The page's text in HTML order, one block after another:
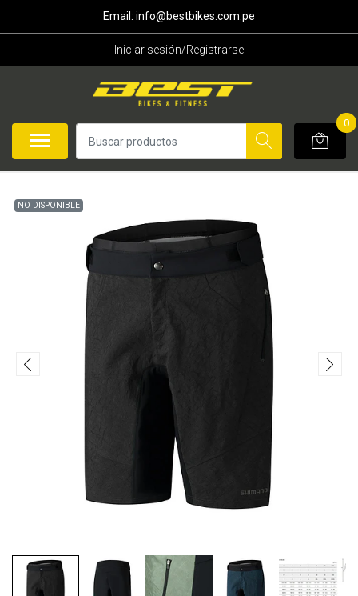
Email: info@bestbikes.com.pe
Iniciar sesión/Registrarse
0
NO DISPONIBLE